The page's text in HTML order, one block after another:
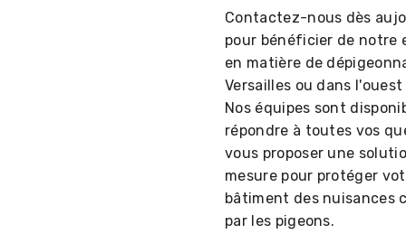
Contactez-nous dès
pour bénéficier de notre
en matière de
Versailles ou dans
Nos équipes sont
répondre à toutes vos
vous proposer une
mesure pour protéger
bâtiment des nuisances
par les pigeons.